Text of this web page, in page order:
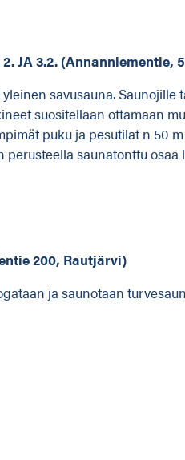
JA 3.2. (Annanniementie,
savusauna.
suositellaan ottamaan
puku ja pesutilat n 50
saunatonttu
200, Rautjärvi)
ja saunotaan